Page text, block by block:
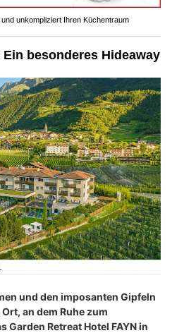
unkompliziert Ihren Küchentraum
besonderes Hideaway
und den imposanten Gipfeln
an dem Ruhe zum
Retreat Hotel FAYN in